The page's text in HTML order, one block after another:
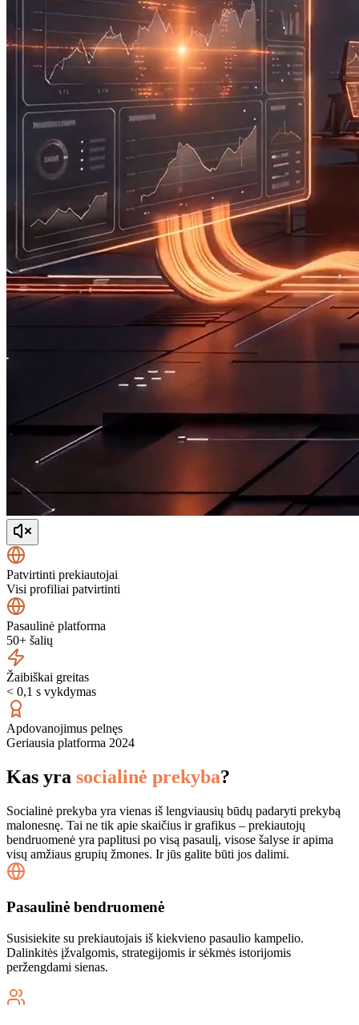
Patvirtinti prekiautojai
Visi profiliai patvirtinti
Pasaulinė platforma
50+ šalių
Žaibiškai greitas
< 0,1 s vykdymas
Apdovanojimus pelnęs
Geriausia platforma 2024
Kas yra socialinė prekyba?
Socialinė prekyba yra vienas iš lengviausių būdų padaryti prekybą
malonesnę. Tai ne tik apie skaičius ir grafikus – prekiautojų
bendruomenė yra paplitusi po visą pasaulį, visose šalyse ir apima
visų amžiaus grupių žmones. Ir jūs galite būti jos dalimi.
Pasaulinė bendruomenė
Susisiekite su prekiautojais iš kiekvieno pasaulio kampelio.
Dalinkitės įžvalgomis, strategijomis ir sėkmės istorijomis
peržengdami sienas.